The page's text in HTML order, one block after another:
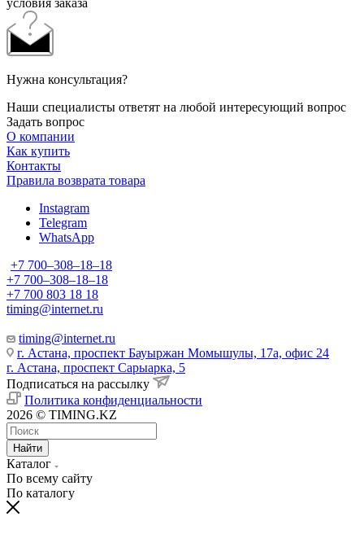
Нужна консультация?
Наши специалисты ответят на любой интересующий вопрос
Задать вопрос
О компании
Как купить
Контакты
Правила возврата товара
Instagram
Telegram
WhatsApp
+7 700‒308‒18‒18
+7 700‒308‒18‒18
+7 700 803 18 18
timing@internet.ru
timing@internet.ru
г. Астана, проспект Бауыржан Момышулы, 17а, офис 24
г. Астана, проспект Сарыарка, 5
Подписаться на рассылку
Политика конфиденциальности
2026 © TIMING.KZ
Найти
Каталог
По всему сайту
По каталогу